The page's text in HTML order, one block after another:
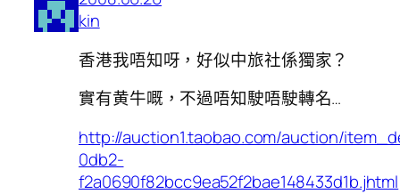
kin
香港我唔知呀，好似中旅社係獨家？
實有黄牛嘅，不過唔知駛唔駛轉名…
http://auction1.taobao.com/auction/
0db2-
f2a0690f82bcc9ea52f2bae148433d1b.jhtml